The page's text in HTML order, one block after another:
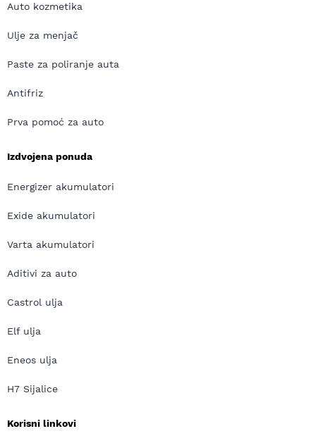
Auto kozmetika
Ulje za menjač
Paste za poliranje auta
Antifriz
Prva pomoć za auto
Izdvojena ponuda
Energizer akumulatori
Exide akumulatori
Varta akumulatori
Aditivi za auto
Castrol ulja
Elf ulja
Eneos ulja
H7 Sijalice
Korisni linkovi